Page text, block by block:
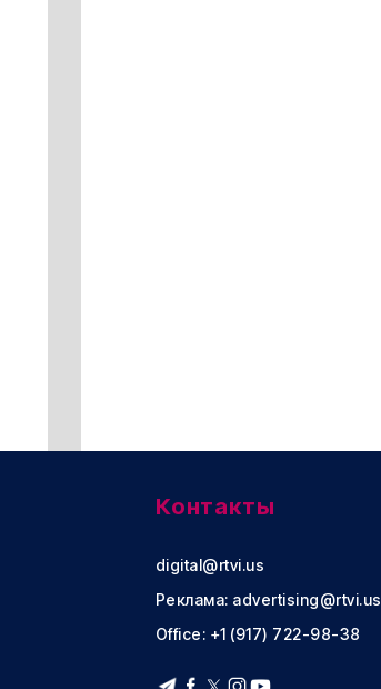
Контакты
digital@rtvi.us
Реклама: advertising@rtvi.us
Office: +1 (917) 722-98-38